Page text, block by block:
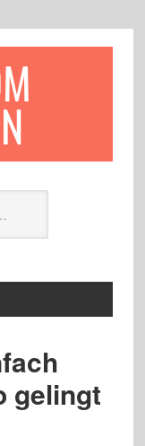
gelingt